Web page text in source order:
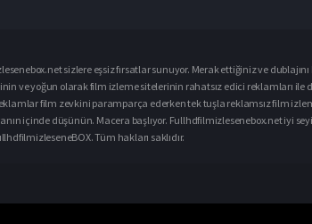
sizlere eşsiz fırsatlar sunuyor. Merak ettiğiniz ve
ve yoğun olarakfilm izleme sitelerinin rahatsız edici reklamları
film zevkini paramparça ederken tek tuşla reklamsız film
içinde düşünün. Macera başlıyor. Fullhdfilmizlesenebox.net iyi
Tüm hakları saklıdır.